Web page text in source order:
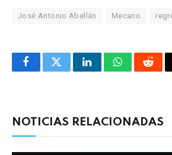
José Antonio Abellán Mecano
FacebookTwitterLinkedInWhatsApp
NOTICIAS RELACIONADAS